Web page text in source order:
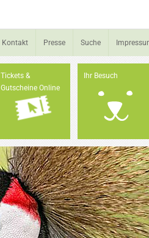
Tickets &
Gutscheine Online
Ihr Besuch
Kontakt Presse Suche